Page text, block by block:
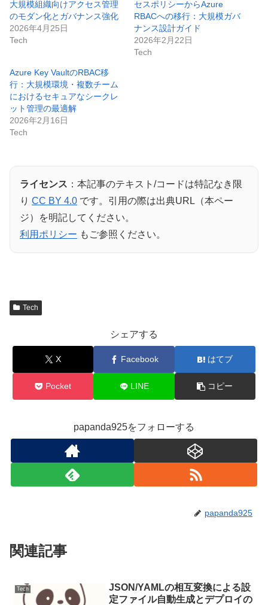
大規模組織向けアクセス管理
のモダン化とガバナンス強化
2026年4月25日
Tech
セスポリシーからAzure
RBACへの移行：大規模ガバ
ナンス設計ガイド
2026年2月22日
Tech
Azure Key VaultのRBAC移
行：大規模環境・複数チーム
におけるセキュアなシークレ
ット管理の最適解
2026年2月16日
Tech
ライセンス ：本記事のテキスト/コードは特記なき限
り CC BY 4.0 です。引用の際は出典URL（本ペー
ジ）を明記してください。
利用ポリシー もご参照ください。
Tech
シェアする
X Facebook はてブ
Pocket LINE コピー
papanda925をフォローする
papanda925
関連記事
Tech
JSON/YAMLの相互変換による設
定ファイル自動生成とデプロイの